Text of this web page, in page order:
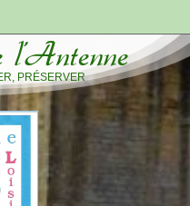
PRÉSERVER